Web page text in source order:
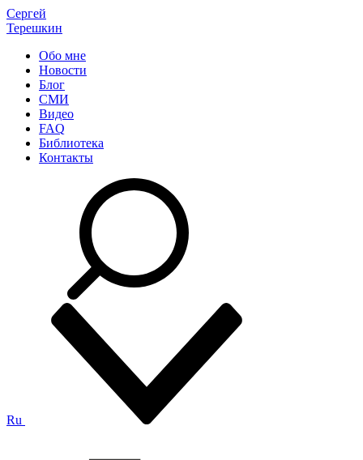
Сергей
Терешкин
Обо мне
Новости
Блог
СМИ
Видео
FAQ
Библиотека
Контакты
Ru